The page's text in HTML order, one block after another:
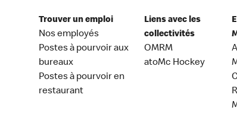
Trouver un emploi
Nos employés
Postes à pourvoir aux
bureaux
Postes à pourvoir en
restaurant
Liens avec les
collectivités
OMRM
atoMc Hockey